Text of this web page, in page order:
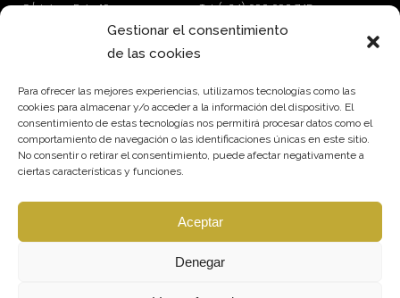
Gestionar el consentimiento
de las cookies
Para ofrecer las mejores experiencias, utilizamos tecnologías como las
cookies para almacenar y/o acceder a la información del dispositivo. El
consentimiento de estas tecnologías nos permitirá procesar datos como el
comportamiento de navegación o las identificaciones únicas en este sitio.
No consentir o retirar el consentimiento, puede afectar negativamente a
ciertas características y funciones.
Aceptar
Denegar
C/ Jaime Roig, 19
Tel: (+34) 674 570 918
Tel: (+34) 690 690 745
paisvasco@qmt.es
¿Quieres acceder a contenidos exclusivos para
impulsar el crecimiento y rentabilidad de tu
empresa?
Suscríbete a nuestra newsletter.
SUSCRÍBETE